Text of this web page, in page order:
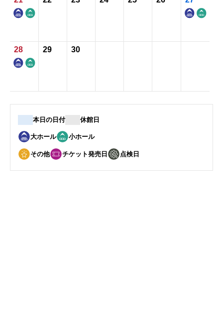
28 29 30
本日の日付 休館日
大ホール 小ホール
その他 チケット発売日 点検日